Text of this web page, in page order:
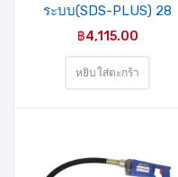
ระบบ(SDS-PLUS) 28
มม. 850 วัตต์ รุ่น Z1A-
005) MIXPRO
฿4,115.00
หยิบใส่ตะกร้า